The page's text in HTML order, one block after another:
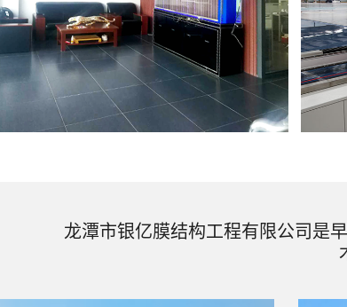
龙潭市银亿膜结构工程有限公司是